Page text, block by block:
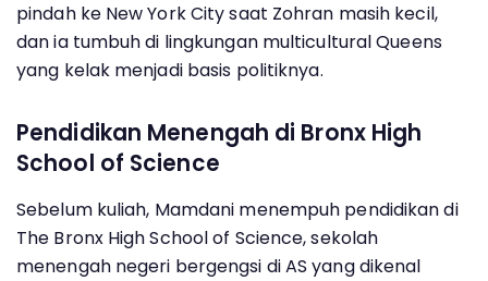
pindah ke New York City saat Zohran masih kecil,
dan ia tumbuh di lingkungan multicultural Queens
yang kelak menjadi basis politiknya.
Pendidikan Menengah di Bronx High
School of Science
Sebelum kuliah, Mamdani menempuh pendidikan di
The Bronx High School of Science, sekolah
menengah negeri bergengsi di AS yang dikenal